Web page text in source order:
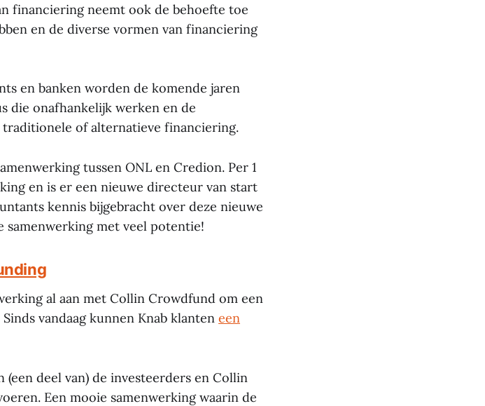
financiering neemt ook de behoefte toe
en de diverse vormen van financiering
en banken worden de komende jaren
die onafhankelijk werken en de
of alternatieve financiering.
tussen ONL en Credion. Per 1
en is er een nieuwe directeur van start
kennis bijgebracht over deze nieuwe
samenwerking met veel potentie!
al aan met Collin Crowdfund om een
vandaag kunnen Knab klanten een
(een deel van) de investeerders en Collin
Een mooie samenwerking waarin de